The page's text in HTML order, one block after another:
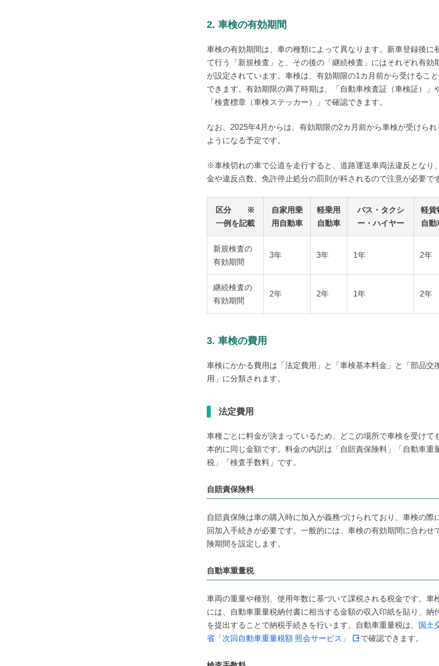
2. 車検の有効期間
車検の有効期間は、車の種類によって異なります。新車登録後に
て行う「新規検査」と、その後の「継続検査」にはそれぞれ有効
が設定されています。車検は、有効期限の1カ月前から受けるこ
できます。有効期限の満了時期は、「自動車検査証（車検証）」
「検査標章（車検ステッカー）」で確認できます。
なお、2025年4月からは、有効期限の2カ月前から車検が受けられ
ようになる予定です。
※車検切れの車で公道を走行すると、道路運送車両法違反となり
金や違反点数、免許停止処分の罰則が科されるので注意が必要で
区分 ※
一例を記載
自家用乗
用自動車
軽乗用
自動車
バス・タクシ
ー・ハイヤー
軽貨
自動
新規検査の
有効期間
3年 3年 1年 2年
継続検査の
有効期間
2年 2年 1年 2年
3. 車検の費用
車検にかかる費用は「法定費用」と「車検基本料金」と「部品交
用」に分類されます。
法定費用
車種ごとに料金が決まっているため、どこの場所で車検を受けて
本的に同じ金額です。料金の内訳は「自賠責保険料」「自動車重
税」「検査手数料」です。
自賠責保険料
自賠責保険は車の購入時に加入が義務づけられており、車検の際
回加入手続きが必要です。一般的には、車検の有効期間に合わせ
険期間を設定します。
自動車重量税
車両の重量や種別、使用年数に基づいて課税される税金です。車
には、自動車重量税納付書に相当する金額の収入印紙を貼り、納
を提出することで納税手続きを行います。自動車重量税は、
国土
省「次回自動車重量税額 照会サービス」
で確認できます。